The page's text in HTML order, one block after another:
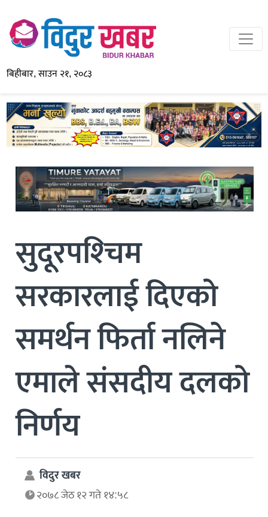
बिहीबार, साउन २१, २०८३
सुदूरपश्‍चिम
सरकारलाई दिएको
समर्थन फिर्ता नलिने
एमाले संसदीय दलको
निर्णय
विदुर खबर
२०७८ जेठ १२ गते १४:५८